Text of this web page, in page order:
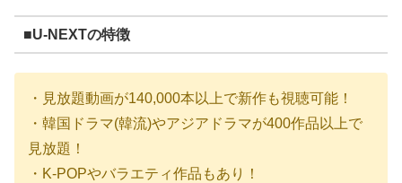
■U-NEXTの特徴
・見放題動画が140,000本以上で新作も視聴可能！
・韓国ドラマ(韓流)やアジアドラマが400作品以上で
見放題！
・K-POPやバラエティ作品もあり！